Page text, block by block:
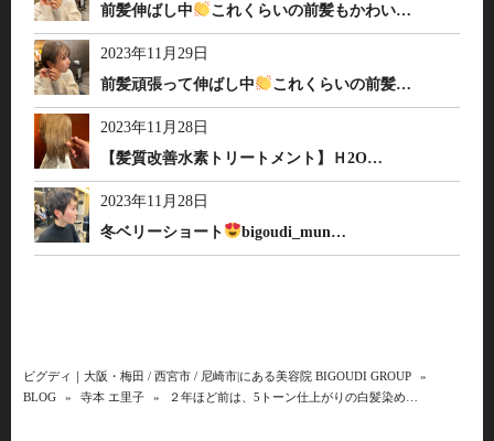
前髪伸ばし中
これくらいの前髪もかわい…
2023年11月29日
前髪頑張って伸ばし中
これくらいの前髪…
2023年11月28日
【髪質改善水素トリートメント】Ｈ2O…
2023年11月28日
冬ベリーショート
bigoudi_mun…
ビグディ｜大阪・梅田 / 西宮市 / 尼崎市|にある美容院 BIGOUDI GROUP
»
BLOG
» 寺本 エ里子 » ２年ほど前は、5トーン仕上がりの白髪染め…